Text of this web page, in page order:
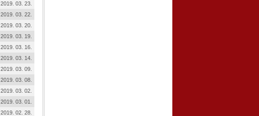
2019. 03. 23.
2019. 03. 22.
2019. 03. 20.
2019. 03. 19.
2019. 03. 16.
2019. 03. 14.
2019. 03. 09.
2019. 03. 08.
2019. 03. 02.
2019. 03. 01.
2019. 02. 28.